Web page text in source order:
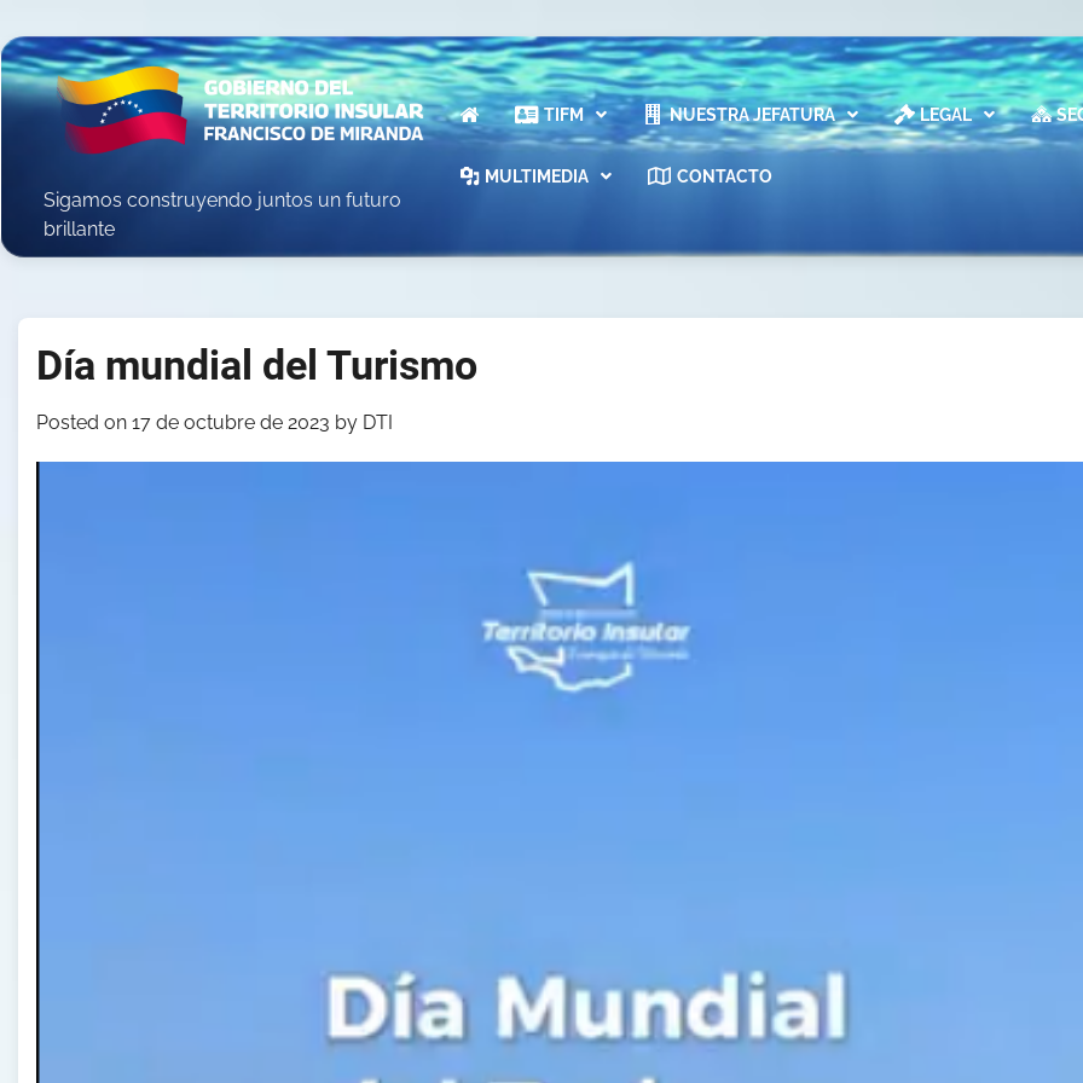
to
content
Sigamos construyendo juntos un futuro
brillante
INICIO TIFM NUESTRA JEFATURA LEGAL
MULTIMEDIA CONTACTO
Día mundial del Turismo
Posted on 17 de octubre de 2023 by DTI